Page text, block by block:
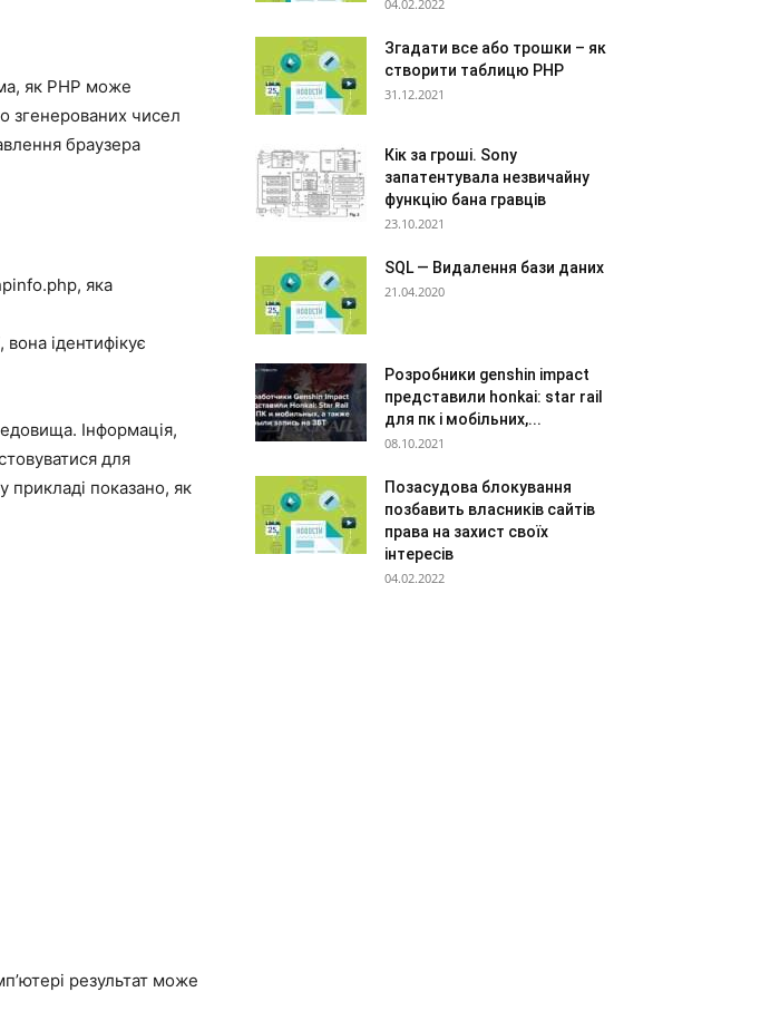
як PHP може
згенерованих чисел
браузера
яка
ідентифікує
Інформація,
для
прикладі показано, як
результат може
04.02.2022
Згадати все або трошки – як
створити таблицю PHP
31.12.2021
Кік за гроші. Sony
запатентувала незвичайну
функцію бана гравців
23.10.2021
SQL — Видалення бази даних
21.04.2020
Розробники genshin impact
представили honkai: star rail
для пк і мобільних,...
08.10.2021
Позасудова блокування
позбавить власників сайтів
права на захист своїх
інтересів
04.02.2022